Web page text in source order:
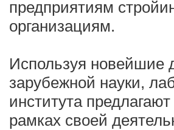
предприятиям
организациям.
Используя новейшие
зарубежной науки,
института
рамках своей